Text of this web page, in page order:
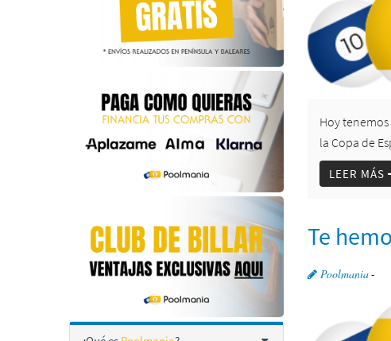
Hoy
la Copa de
LEER MÁS
Te
Poolmania-